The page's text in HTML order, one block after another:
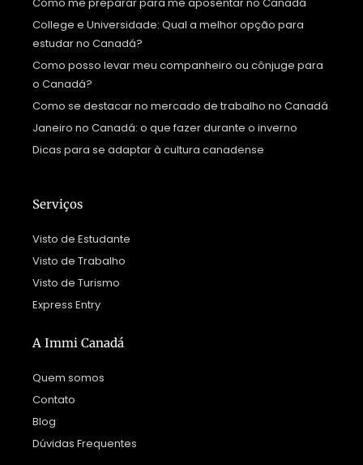
Como me preparar para me aposentar no Canadá
College e Universidade: Qual a melhor opção para
estudar no Canadá?
Como posso levar meu companheiro ou cônjuge para
o Canadá?
Como se destacar no mercado de trabalho no Canadá
Janeiro no Canadá: o que fazer durante o inverno
Dicas para se adaptar à cultura canadense
Serviços
Visto de Estudante
Visto de Trabalho
Visto de Turismo
Express Entry
A Immi Canadá
Quem somos
Contato
Blog
Dúvidas Frequentes